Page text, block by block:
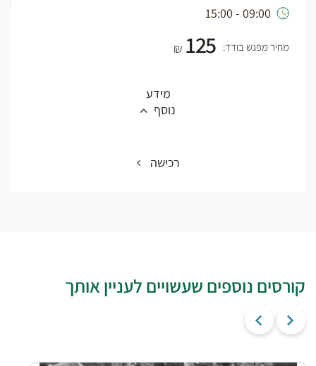
09:00 - 15:00
מחיר מפגש בודד: ₪ 125
מידע
נוסף
רכישה
קורסים נוספים שעשויים לעניין אותך